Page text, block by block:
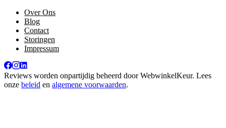
Over Ons
Blog
Contact
Storingen
Impressum
Reviews worden onpartijdig beheerd doorWebwinkelKeur. Lees
onze beleid en algemene voorwaarden.